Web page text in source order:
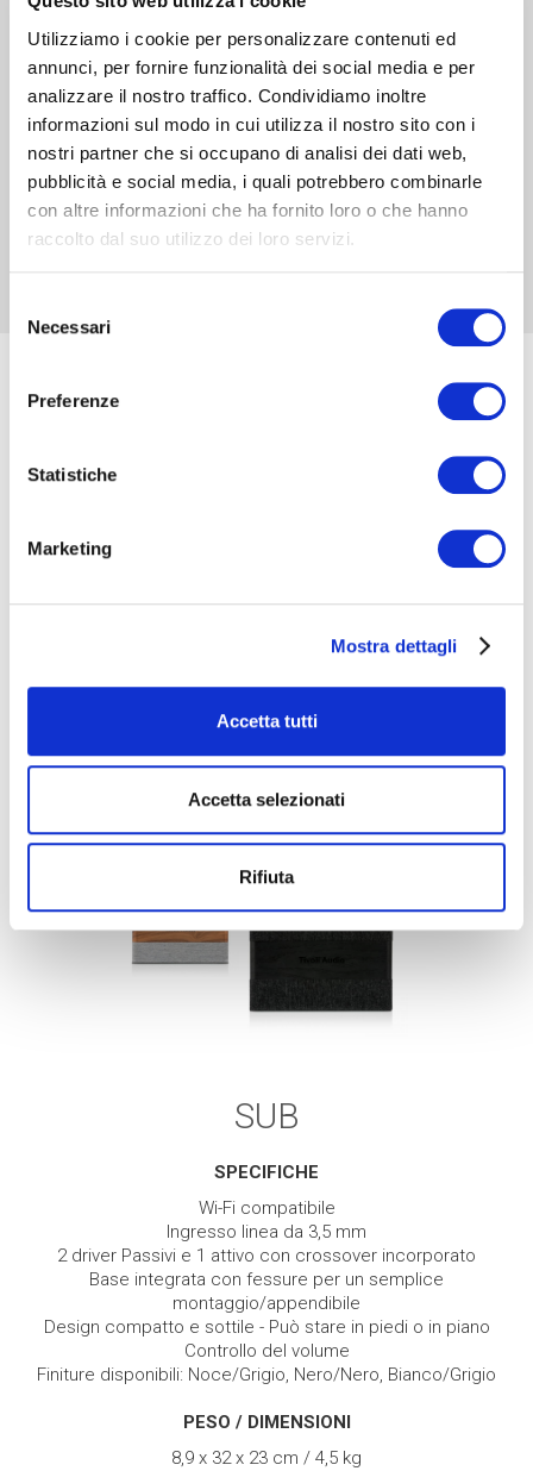
Utilizziamo i cookie per personalizzare contenuti ed
annunci, per fornire funzionalità dei social media e per
analizzare il nostro traffico. Condividiamo inoltre
informazioni sul modo in cui utilizza il nostro sito con i
nostri partner che si occupano di analisi dei dati web,
pubblicità e social media, i quali potrebbero combinarle
con altre informazioni che ha fornito loro o che hanno
raccolto dal suo utilizzo dei loro servizi.
delNecessari
Preferenze
Statistiche
Marketing
Mostra dettagli
Accetta tutti
Accetta selezionati
Rifiuta
prestigiosi materiali quali il legno abbinato ai tessuti della
danese Gabriel.
Se siete alla ricerca di una gamma bassa più ricca ed un
alto valore estetico potete abbinare il Model Sub a
qualunque sistema Hi-fi anche non Tivoli grazie
all’ingresso analogico e la connessione tramite mini jack.
E’ il momento di rendere più profonda la vostra
esperienza di ascolta!
SUB
SPECIFICHE
Wi-Fi compatibile
Ingresso linea da 3,5 mm
2 driver Passivi e 1 attivo con crossover incorporato
Base integrata con fessure per un semplice
montaggio/appendibile
Design compatto e sottile - Può stare in piedi o in piano
Controllo del volume
Finiture disponibili: Noce/Grigio, Nero/Nero, Bianco/Grigio
PESO / DIMENSIONI
8,9 x 32 x 23 cm / 4,5 kg